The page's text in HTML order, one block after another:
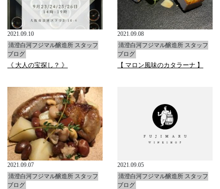
2021.09.10
清澄白河フジマル醸造所 スタッフ
ブログ
《 大人の宝探し？ 》
2021.09.08
清澄白河フジマル醸造所 スタッフ
ブログ
【 マロン風味のカタラーナ 】
2021.09.07
清澄白河フジマル醸造所 スタッフ
ブログ
2021.09.05
清澄白河フジマル醸造所 スタッフ
ブログ